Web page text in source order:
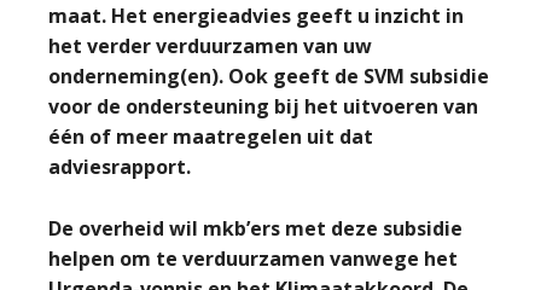
maat. Het energieadvies geeft u inzicht in
het verder verduurzamen van uw
onderneming(en). Ook geeft de SVM subsidie
voor de ondersteuning bij het uitvoeren van
één of meer maatregelen uit dat
adviesrapport.
De overheid wil mkb’ers met deze subsidie
helpen om te verduurzamen vanwege het